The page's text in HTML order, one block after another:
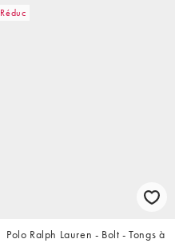
Réduc
Polo Ralph Lauren - Bolt - Tongs à